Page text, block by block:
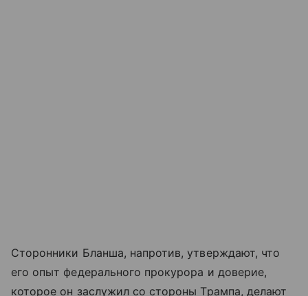
Сторонники Бланша, напротив, утверждают, что
его опыт федерального прокурора и доверие,
которое он заслужил со стороны Трампа, делают